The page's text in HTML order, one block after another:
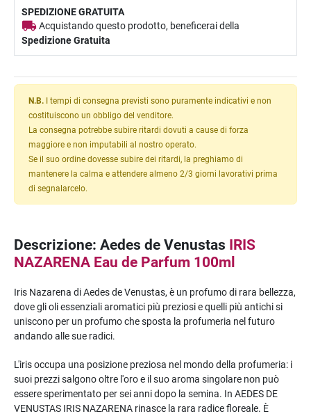
SPEDIZIONE GRATUITA
Acquistando questo prodotto, beneficerai della
Spedizione Gratuita
N.B. I tempi di consegna previsti sono puramente indicativi e non
costituiscono un obbligo del venditore.
La consegna potrebbe subire ritardi dovuti a cause di forza
maggiore e non imputabili al nostro operato.
Se il suo ordine dovesse subire dei ritardi, la preghiamo di
mantenere la calma e attendere almeno 2/3 giorni lavorativi prima
di segnalarcelo.
Descrizione: Aedes de Venustas IRIS
NAZARENA Eau de Parfum 100ml
Iris Nazarena di Aedes de Venustas, è un profumo di rara bellezza,
dove gli oli essenziali aromatici più preziosi e quelli più antichi si
uniscono per un profumo che sposta la profumeria nel futuro
andando alle sue radici.
L'iris occupa una posizione preziosa nel mondo della profumeria: i
suoi prezzi salgono oltre l'oro e il suo aroma singolare non può
essere sperimentato per sei anni dopo la semina. In AEDES DE
VENUSTAS IRIS NAZARENA rinasce la rara radice floreale. È